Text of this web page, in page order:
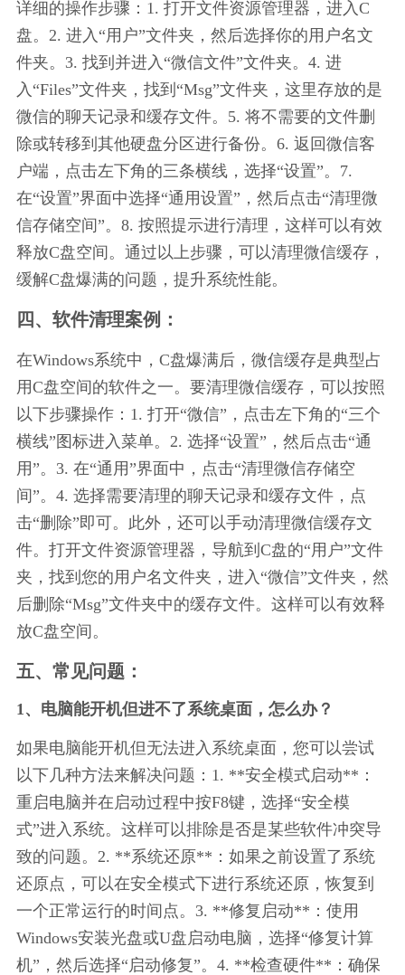
详细的操作步骤：1. 打开文件资源管理器，进入C
盘。2. 进入“用户”文件夹，然后选择你的用户名文
件夹。3. 找到并进入“微信文件”文件夹。4. 进
入“Files”文件夹，找到“Msg”文件夹，这里存放的是
微信的聊天记录和缓存文件。5. 将不需要的文件删
除或转移到其他硬盘分区进行备份。6. 返回微信客
户端，点击左下角的三条横线，选择“设置”。7.
在“设置”界面中选择“通用设置”，然后点击“清理微
信存储空间”。8. 按照提示进行清理，这样可以有效
释放C盘空间。通过以上步骤，可以清理微信缓存，
缓解C盘爆满的问题，提升系统性能。
四、软件清理案例：
在Windows系统中，C盘爆满后，微信缓存是典型占
用C盘空间的软件之一。要清理微信缓存，可以按照
以下步骤操作：1. 打开“微信”，点击左下角的“三个
横线”图标进入菜单。2. 选择“设置”，然后点击“通
用”。3. 在“通用”界面中，点击“清理微信存储空
间”。4. 选择需要清理的聊天记录和缓存文件，点
击“删除”即可。此外，还可以手动清理微信缓存文
件。打开文件资源管理器，导航到C盘的“用户”文件
夹，找到您的用户名文件夹，进入“微信”文件夹，然
后删除“Msg”文件夹中的缓存文件。这样可以有效释
放C盘空间。
五、常见问题：
1、电脑能开机但进不了系统桌面，怎么办？
如果电脑能开机但无法进入系统桌面，您可以尝试
以下几种方法来解决问题：1. **安全模式启动**：
重启电脑并在启动过程中按F8键，选择“安全模
式”进入系统。这样可以排除是否是某些软件冲突导
致的问题。2. **系统还原**：如果之前设置了系统
还原点，可以在安全模式下进行系统还原，恢复到
一个正常运行的时间点。3. **修复启动**：使用
Windows安装光盘或U盘启动电脑，选择“修复计算
机”，然后选择“启动修复”。4. **检查硬件**：确保